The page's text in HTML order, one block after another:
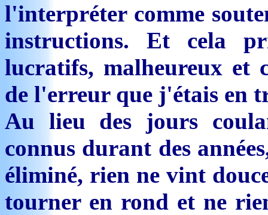
l'interpréter comme
instructions. Et cela
lucratifs, malheureux et
de l'erreur que j'étais en
Au lieu des jours
connus durant des
éliminé, rien ne vint
tourner en rond et ne